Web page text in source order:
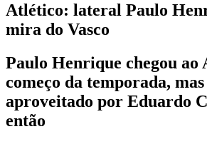
Atlético: lateral Paulo
mira do Vasco
Paulo Henrique chegou ao
começo da temporada,
aproveitado por Eduardo
então